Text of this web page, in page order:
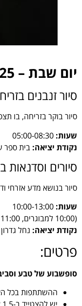
יום שבת – 29.03.2025
סיור זנבנים
סיור בוקר בזריחה, בו
שעות:
נקודת יציאה: בית
סיורים וסדנאות
סיור בנושא מדע אזרחי
שעות:
(10:00 למבוגרים, 11:00 ו-12:00 למשפחות)
נקודת יציאה: נחל
פרטים:
סופשבוע של טבע
ההשתתפות בכל